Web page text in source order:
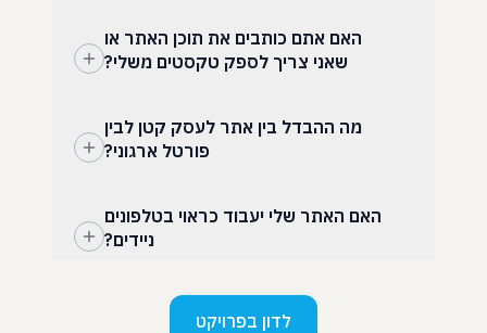
האם אתם כותבים את תוכן האתר או
שאני צריך לספק טקסטים משלי?
מה ההבדל בין אתר לעסק קטן לבין
פורטל ארגוני?
האם האתר שלי יעבוד כראוי בטלפונים
ניידים?
לדון בפרויקט